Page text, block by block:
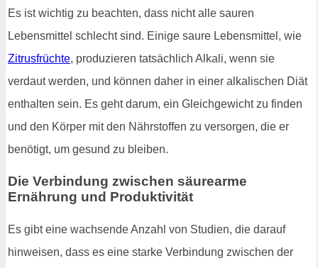
Es ist wichtig zu beachten, dass nicht alle sauren
Lebensmittel schlecht sind. Einige saure Lebensmittel, wie
Zitrusfrüchte, produzieren tatsächlich Alkali, wenn sie
verdaut werden, und können daher in einer alkalischen Diät
enthalten sein. Es geht darum, ein Gleichgewicht zu finden
und den Körper mit den Nährstoffen zu versorgen, die er
benötigt, um gesund zu bleiben.
Die Verbindung zwischen säurearme
Ernährung und Produktivität
Es gibt eine wachsende Anzahl von Studien, die darauf
hinweisen, dass es eine starke Verbindung zwischen der